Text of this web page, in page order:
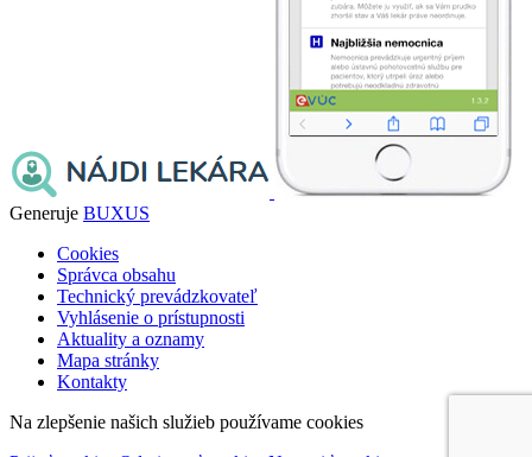
Generuje BUXUS
Cookies
Správca obsahu
Technický prevádzkovateľ
Vyhlásenie o prístupnosti
Aktuality a oznamy
Mapa stránky
Kontakty
Na zlepšenie našich služieb používame cookies